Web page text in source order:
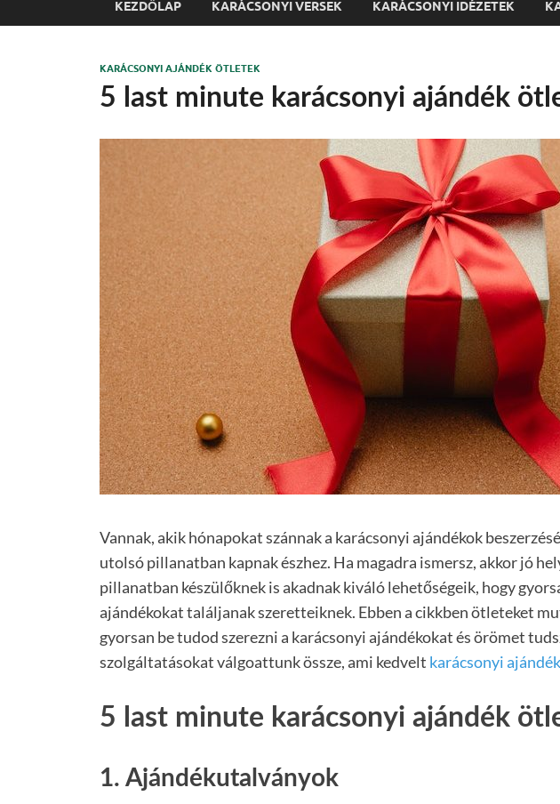
KEZDŐLAP KARÁCSONYI VERSEK KARÁCSONYI IDÉZETEK
KARÁCSONYI AJÁNDÉK ÖTLETEK
5 last minute karácsonyi ajándék
Vannak, akik hónapokat szánnak a karácsonyi ajándékok
utolsó pillanatban kapnak észhez. Ha magadra ismersz, akkor jó
pillanatban készülőknek is akadnak kiváló lehetőségeik, hogy
ajándékokat találjanak szeretteiknek. Ebben a cikkben ötleteket
gyorsan be tudod szerezni a karácsonyi ajándékokat és örömet
szolgáltatásokat válgoattunk össze, ami kedvelt karácsonyi
5 last minute karácsonyi ajándék
1. Ajándékutalványok